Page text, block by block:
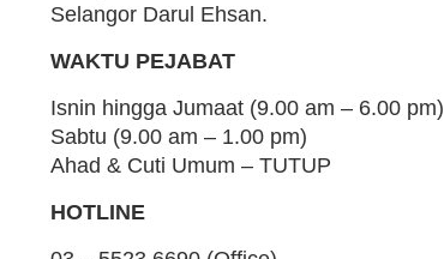
Selangor Darul Ehsan.
WAKTU PEJABAT
Isnin hingga Jumaat (9.00 am – 6.00 pm)
Sabtu (9.00 am – 1.00 pm)
Ahad & Cuti Umum – TUTUP
HOTLINE